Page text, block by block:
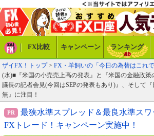
FX比較 キャンペーン ランキング
ザイFX！トップ> FX・羊飼いの「今日の為替はこれで
(水)■『米国の小売売上高の発表』と『米国の金融政策
議長の記者会見(今回はSEPの発表もあり)』、そして
無』に注目！
最狭水準スプレッド＆最良水準ス
FXトレード！キャンペーン実施中！